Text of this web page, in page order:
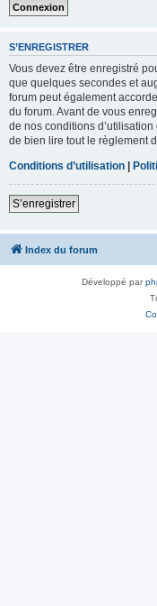
S’ENREGISTRER
Vous devez être enregistré
que quelques secondes et
forum peut également
du forum. Avant de vous
de nos conditions
de bien lire tout le règlement
Conditions d’utilisation |
S’enregistrer
Index du forum
Développé par